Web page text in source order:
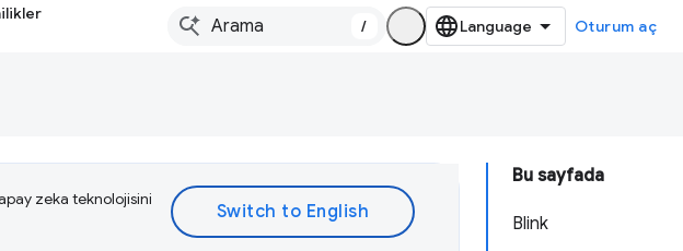
/ Oturum aç
Bu sayfada
Blink
zeka teknolojisini